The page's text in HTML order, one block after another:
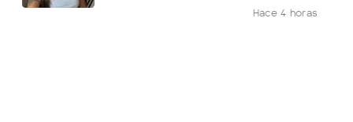
Hace 4 horas